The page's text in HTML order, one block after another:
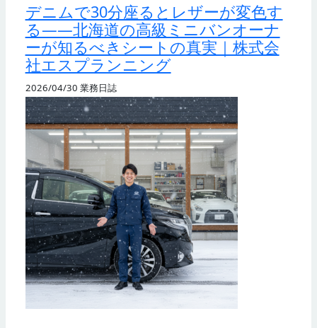
デニムで30分座るとレザーが変色す
る——北海道の高級ミニバンオーナ
ーが知るべきシートの真実｜株式会
社エスプランニング
2026/04/30 業務日誌